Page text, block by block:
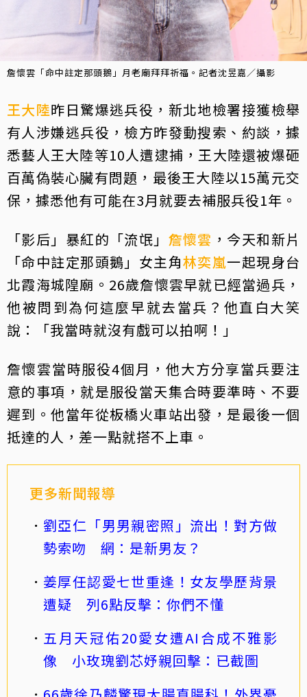
詹懷雲「命中註定那頭鵝」月老廟拜拜祈福。記者沈昱嘉／攝影
王大陸昨日驚爆逃兵役，新北地檢署接獲檢舉
有人涉嫌逃兵役，檢方昨發動搜索、約談，據
悉藝人王大陸等10人遭逮捕，王大陸還被爆砸
百萬偽裝心臟有問題，最後王大陸以15萬元交
保，據悉他有可能在3月就要去補服兵役1年。
「影后」暴紅的「流氓」 詹懷雲 ，今天和新片
「命中註定那頭鵝」女主角林奕嵐一起現身台
北霞海城隍廟。26歲詹懷雲早就已經當過兵，
他被問到為何這麼早就去當兵？他直白大笑
說：「我當時就沒有戲可以拍啊！」
詹懷雲當時服役4個月，他大方分享當兵要注
意的事項，就是服役當天集合時要準時、不要
遲到。他當年從板橋火車站出發，是最後一個
抵達的人，差一點就搭不上車。
更多新聞報導
劉亞仁「男男親密照」流出！對方做
勢索吻 網：是新男友？
姜厚任認愛七世重逢！女友學歷背景
遭疑 列6點反擊：你們不懂
五月天冠佑20愛女遭AI合成不雅影
像 小玫瑰劉芯妤親回擊：已截圖